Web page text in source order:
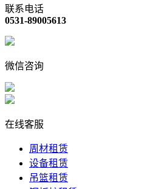
联系电话
0531-89005613
微信咨询
在线客服
周材租赁
设备租赁
吊篮租赁